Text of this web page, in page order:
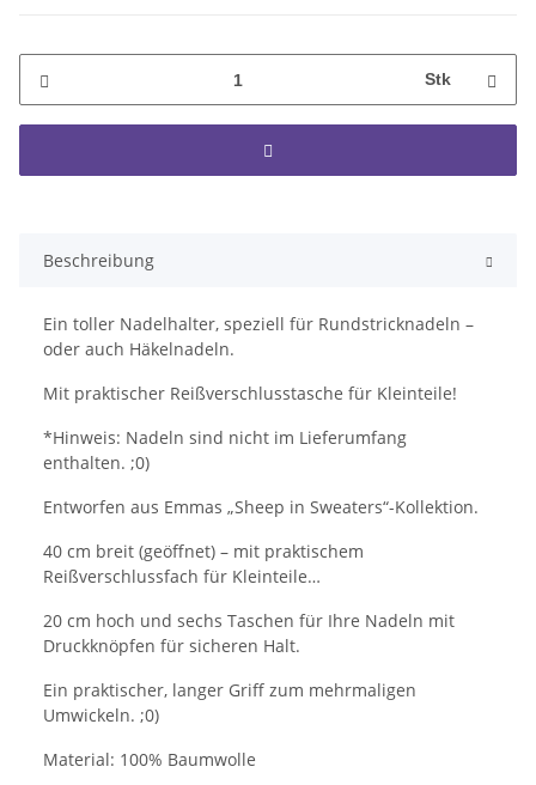
Stk
Beschreibung
Ein toller Nadelhalter, speziell für Rundstricknadeln –
oder auch Häkelnadeln.
Mit praktischer Reißverschlusstasche für Kleinteile!
*Hinweis: Nadeln sind nicht im Lieferumfang
enthalten. ;0)
Entworfen aus Emmas „Sheep in Sweaters“-Kollektion.
40 cm breit (geöffnet) – mit praktischem
Reißverschlussfach für Kleinteile…
20 cm hoch und sechs Taschen für Ihre Nadeln mit
Druckknöpfen für sicheren Halt.
Ein praktischer, langer Griff zum mehrmaligen
Umwickeln. ;0)
Material: 100% Baumwolle